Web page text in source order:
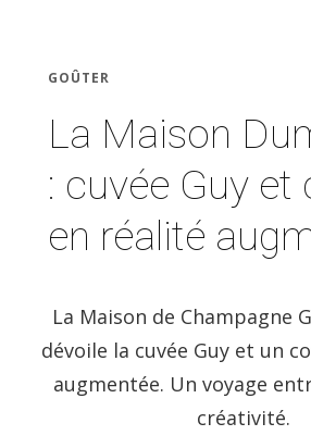
GOÛTER
La Maison
: cuvée Guy et
en réalité
La Maison de Champagne
dévoile la cuvée Guy et un
augmentée. Un voyage
créativité.